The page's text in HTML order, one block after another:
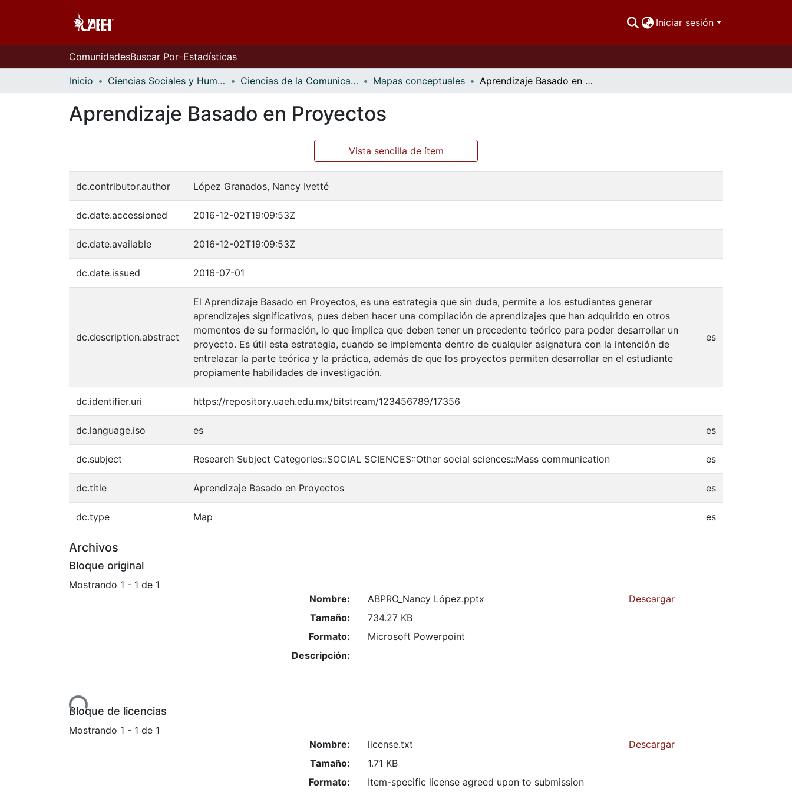
Iniciar sesión
ComunidadesBuscar Por Estadísticas
Inicio Ciencias Sociales y Humanidades Ciencias de la Comunicación Mapas conceptuales Aprendizaje Basado en Proyectos
Aprendizaje Basado en Proyectos
Vista sencilla de ítem
dc.contributor.author López Granados, Nancy Ivetté
dc.date.accessioned 2016-12-02T19:09:53Z
dc.date.available 2016-12-02T19:09:53Z
dc.date.issued 2016-07-01
dc.description.abstract
El Aprendizaje Basado en Proyectos, es una estrategia que sin duda, permite a los estudiantes generar
aprendizajes significativos, pues deben hacer una compilación de aprendizajes que han adquirido en otros
momentos de su formación, lo que implica que deben tener un precedente teórico para poder desarrollar un
proyecto. Es útil esta estrategia, cuando se implementa dentro de cualquier asignatura con la intención de
entrelazar la parte teórica y la práctica, además de que los proyectos permiten desarrollar en el estudiante
propiamente habilidades de investigación.
es
dc.identifier.uri https://repository.uaeh.edu.mx/bitstream/123456789/17356
dc.language.iso es es
dc.subject Research Subject Categories::SOCIAL SCIENCES::Other social sciences::Mass communication es
dc.title Aprendizaje Basado en Proyectos es
dc.type Map es
Archivos
Bloque original
Mostrando 1 - 1 de 1
Cargando...
Nombre:
ABPRO_Nancy López.pptx
Tamaño:
734.27 KB
Formato:
Microsoft Powerpoint
Descripción:
Descargar
Bloque de licencias
Mostrando 1 - 1 de 1
Nombre:
license.txt
Tamaño:
1.71 KB
Formato:
Item-specific license agreed upon to submission
Descargar